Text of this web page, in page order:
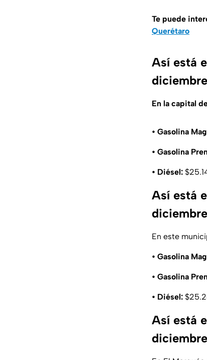
Te puede
Querétaro
Así está
diciembre
En la capital
• Gasolina
• Gasolina
• Diésel:
Así está
diciembre
En este
• Gasolina
• Gasolina
• Diésel:
Así está
diciembre